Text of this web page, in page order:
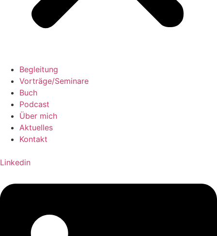
Begleitung
Vorträge/Seminare
Buch
Podcast
Über mich
Aktuelles
Kontakt
Linkedin